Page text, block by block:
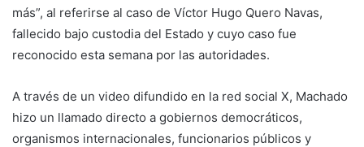
más”, al referirse al caso de Víctor Hugo Quero Navas,
fallecido bajo custodia del Estado y cuyo caso fue
reconocido esta semana por las autoridades.
A través de un video difundido en la red social X, Machado
hizo un llamado directo a gobiernos democráticos,
organismos internacionales, funcionarios públicos y